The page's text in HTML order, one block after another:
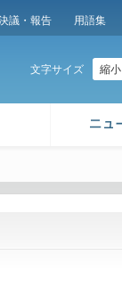
議・報告 用語集
文字サイズ 縮小